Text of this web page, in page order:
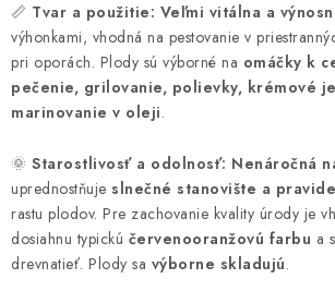
📏 Tvar a použitie: Veľmi vitálna a
výhonkami, vhodná na pestovanie v
pri oporách. Plody sú výborné na omáčky k
pečenie, grilovanie, polievky, krémové
marinovanie v oleji.
🌞 Starostlivosť a odolnosť: Nenáročná
uprednostňuje slnečné stanovište a
rastu plodov. Pre zachovanie kvality úrody je
dosiahnu typickú červenooranžovú farbu a
drevnatieť. Plody sa výborne skladujú.